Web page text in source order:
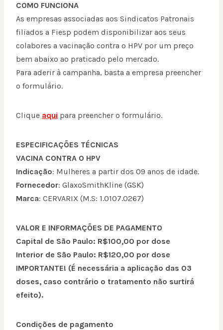
COMO FUNCIONA
As empresas associadas aos Sindicatos Patronais
filiados a Fiesp podem disponibilizar aos seus
colabores a vacinação contra o HPV por um preço
bem abaixo ao praticado pelo mercado.
Para aderir à campanha, basta a empresa preencher
o formulário.
Clique aqui para preencher o formulário.
ESPECIFICAÇÕES TÉCNICAS
VACINA CONTRA O HPV
Indicação: Mulheres a partir dos 09 anos de idade.
Fornecedor: GlaxoSmithKline (GSK)
Marca: CERVARIX (M.S: 1.0107.0267)
VALOR E INFORMAÇÕES DE PAGAMENTO
Capital de São Paulo: R$100,00 por dose
Interior de São Paulo: R$120,00 por dose
IMPORTANTE! (É necessária a aplicação das 03
doses, caso contrário o tratamento não surtirá
efeito).
Condições de pagamento